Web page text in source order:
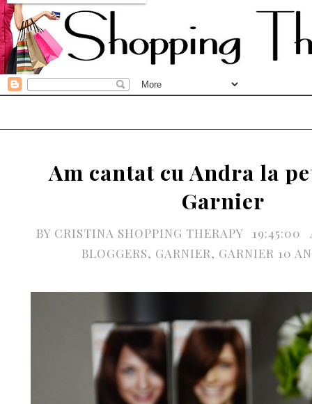
Am cantat cu Andra la
Garnier
BY CRISTINA SHOPPING THERAPY 19:45:00
BLOGGERS, GARNIER, GARNIER 10